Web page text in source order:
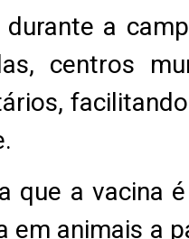
a
centros
que a vacina
em animais a